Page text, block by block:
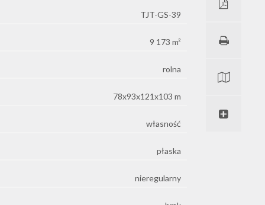
TJT-GS-39
9 173 m²
rolna
78x93x121x103 m
własność
płaska
nieregularny